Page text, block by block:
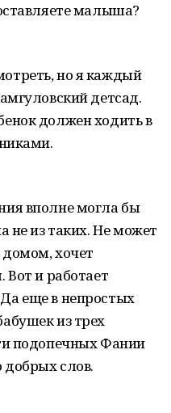
малыша?
но я каждый
детсад.
должен ходить в
вполне могла бы
не из таких. Не может
хочет
Вот и работает
еще в непростых
из трех
подопечных Фании
добрых слов.